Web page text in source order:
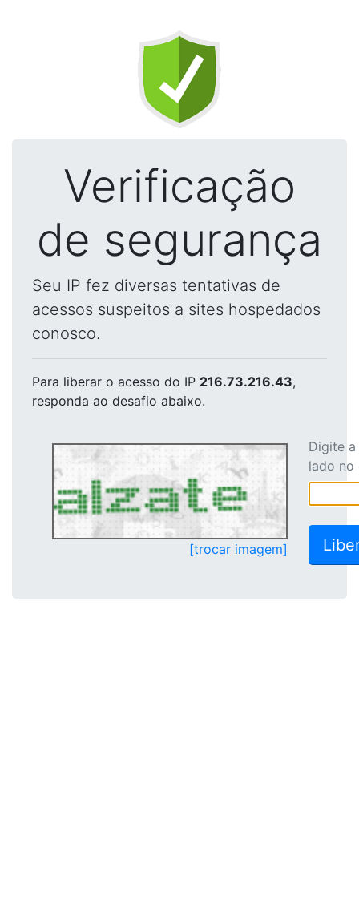
Verificação
de segurança
Seu IP fez diversas tentativas de
acessos suspeitos a sites hospedados
conosco.
Para liberar o acesso do IP 216.73.216.43,
responda ao desafio abaixo.
[trocar imagem]
Digite
lado no